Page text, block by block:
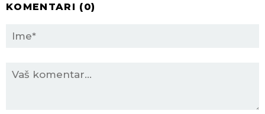
KOMENTARI (0)